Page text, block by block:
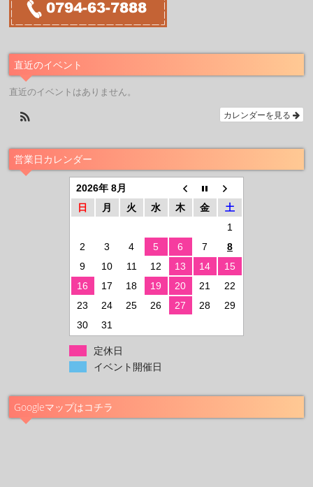
直近のイベント
直近のイベントはありません。
カレンダーを見る
営業日カレンダー
2026年 8月
日
月 火 水 木 金
土
1
2
3 4 5 6 7
8
9
10 11 12 13 14
15
16
17 18 19 20 21
22
23
24 25 26 27 28
29
30
31
定休日
イベント開催日
Googleマップはコチラ